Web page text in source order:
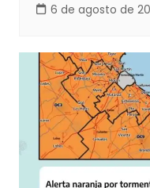
6 de agosto de